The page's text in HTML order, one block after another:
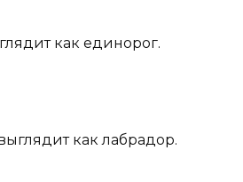
как единорог.
как лабрадор.